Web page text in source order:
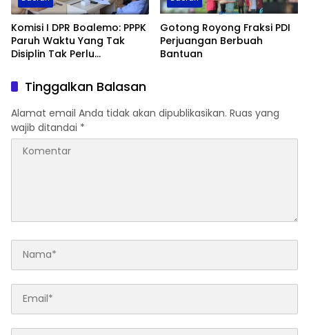
Komisi I DPR Boalemo: PPPK
Paruh Waktu Yang Tak
Disiplin Tak Perlu
Gotong Royong Fraksi PDI
Perjuangan Berbuah
Bantuan
Tinggalkan Balasan
Alamat email Anda tidak akan dipublikasikan. Ruas yang
wajib ditandai *